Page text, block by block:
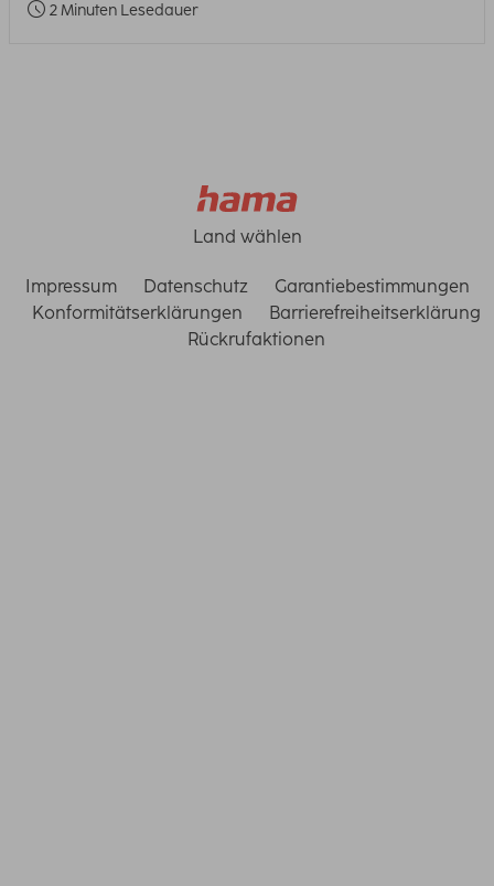
2 Minuten Lesedauer
Land wählen
Impressum Datenschutz
Garantiebestimmungen
Konformitätserklärungen
Barrierefreiheitserklärung
Rückrufaktionen